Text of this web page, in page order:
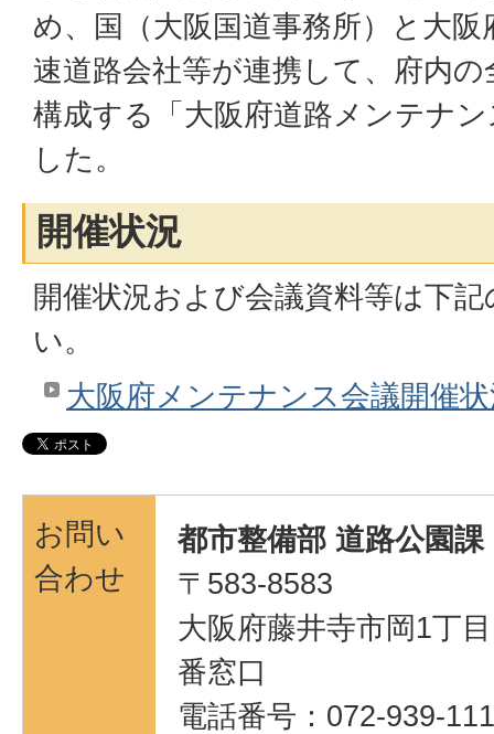
め、国（⼤阪国道事務所）と⼤阪
速道路会社等が連携して、府内
構成する「⼤阪府道路メンテナ
した。
開催状況
開催状況および会議資料等は下
い。
大阪府メンテナンス会議開催
お問い
合わせ
都市整備部 道路公園課
〒583-8583
大阪府藤井寺市岡1丁
番窓口
電話番号：072-939-